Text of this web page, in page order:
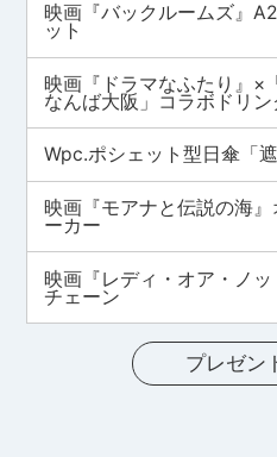
映画『バックルームズ』
ット
映画『ドラマなふたり』×
なんば大阪」コラボドリン
Wpc.ポシェット型日傘「
映画『モアナと伝説の海
ーカー
映画『レディ・オア・ノ
チェーン
プレゼン